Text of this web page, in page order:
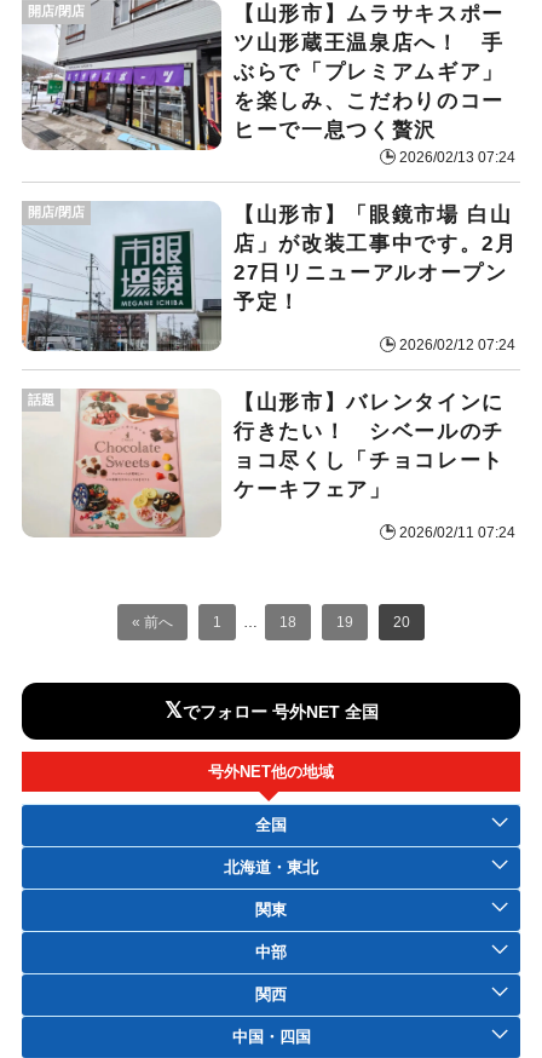
開店/閉店
【山形市】ムラサキスポー
ツ山形蔵王温泉店へ！ 手
ぶらで「プレミアムギア」
を楽しみ、こだわりのコー
ヒーで一息つく贅沢
2026/02/13 07:24
開店/閉店
【山形市】「眼鏡市場 白山
店」が改装工事中です。2月
27日リニューアルオープン
予定！
2026/02/12 07:24
話題
【山形市】バレンタインに
行きたい！ シベールのチ
ョコ尽くし「チョコレート
ケーキフェア」
2026/02/11 07:24
« 前へ 1 … 18 19 20
𝕏でフォロー 号外NET 全国
号外NET他の地域
全国
北海道・東北
関東
中部
関西
中国・四国